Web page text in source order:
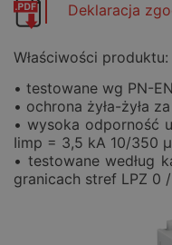
Deklaracja
Właściwości produktu:
• testowane wg PN-
• ochrona żyła-żyła
• wysoka odporność
Iimp = 3,5 kA 10/350
• testowane według
granicach stref LPZ 0 /